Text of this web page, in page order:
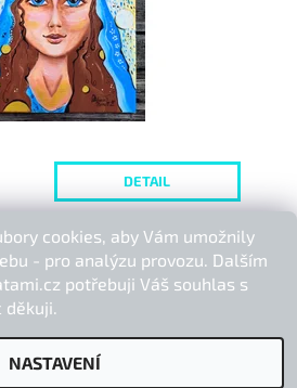
DETAIL
příspěvek k této položce.
cookies, aby Vám umožnily
- pro analýzu provozu. Dalším
potřebuji Váš souhlas s
děkuji.
NASTAVENÍ